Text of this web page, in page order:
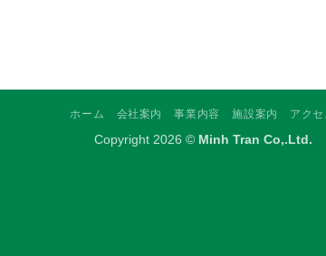
ホーム 会社案内 事業内容 施設案内 アクセ
Copyright 2026 © Minh Tran Co,.Ltd.